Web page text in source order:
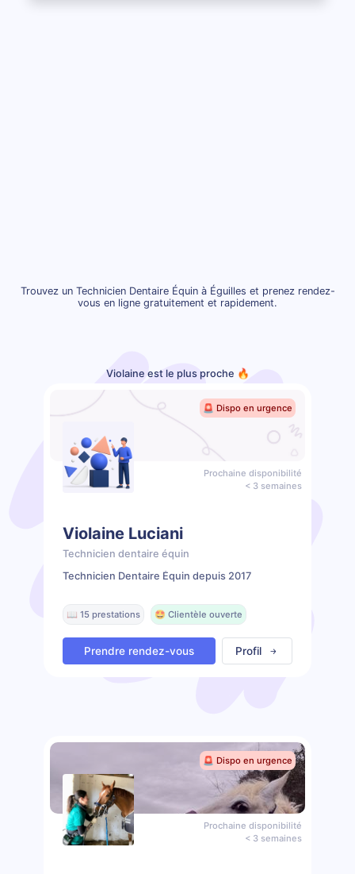
Trouvez un Technicien Dentaire Équin à Éguilles et prenez rendez-
vous en ligne gratuitement et rapidement.
Violaine est le plus proche 🔥
🚨 Dispo en urgence
Prochaine disponibilité
< 3 semaines
Violaine Luciani
Technicien dentaire équin
Technicien Dentaire Équin depuis 2017
📖 15 prestations 🤩 Clientèle ouverte
Prendre rendez-vous Profil
🚨 Dispo en urgence
Prochaine disponibilité
< 3 semaines